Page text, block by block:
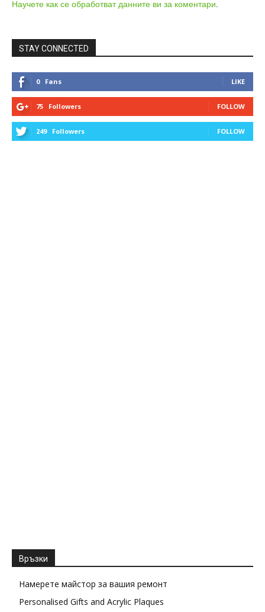
Научете как се обработват данните ви за коментари
STAY CONNECTED
0 Fans LIKE
75 Followers FOLLOW
249 Followers FOLLOW
Връзки
Намерете майстор за вашия ремонт
Personalised Gifts and Acrylic Plaques